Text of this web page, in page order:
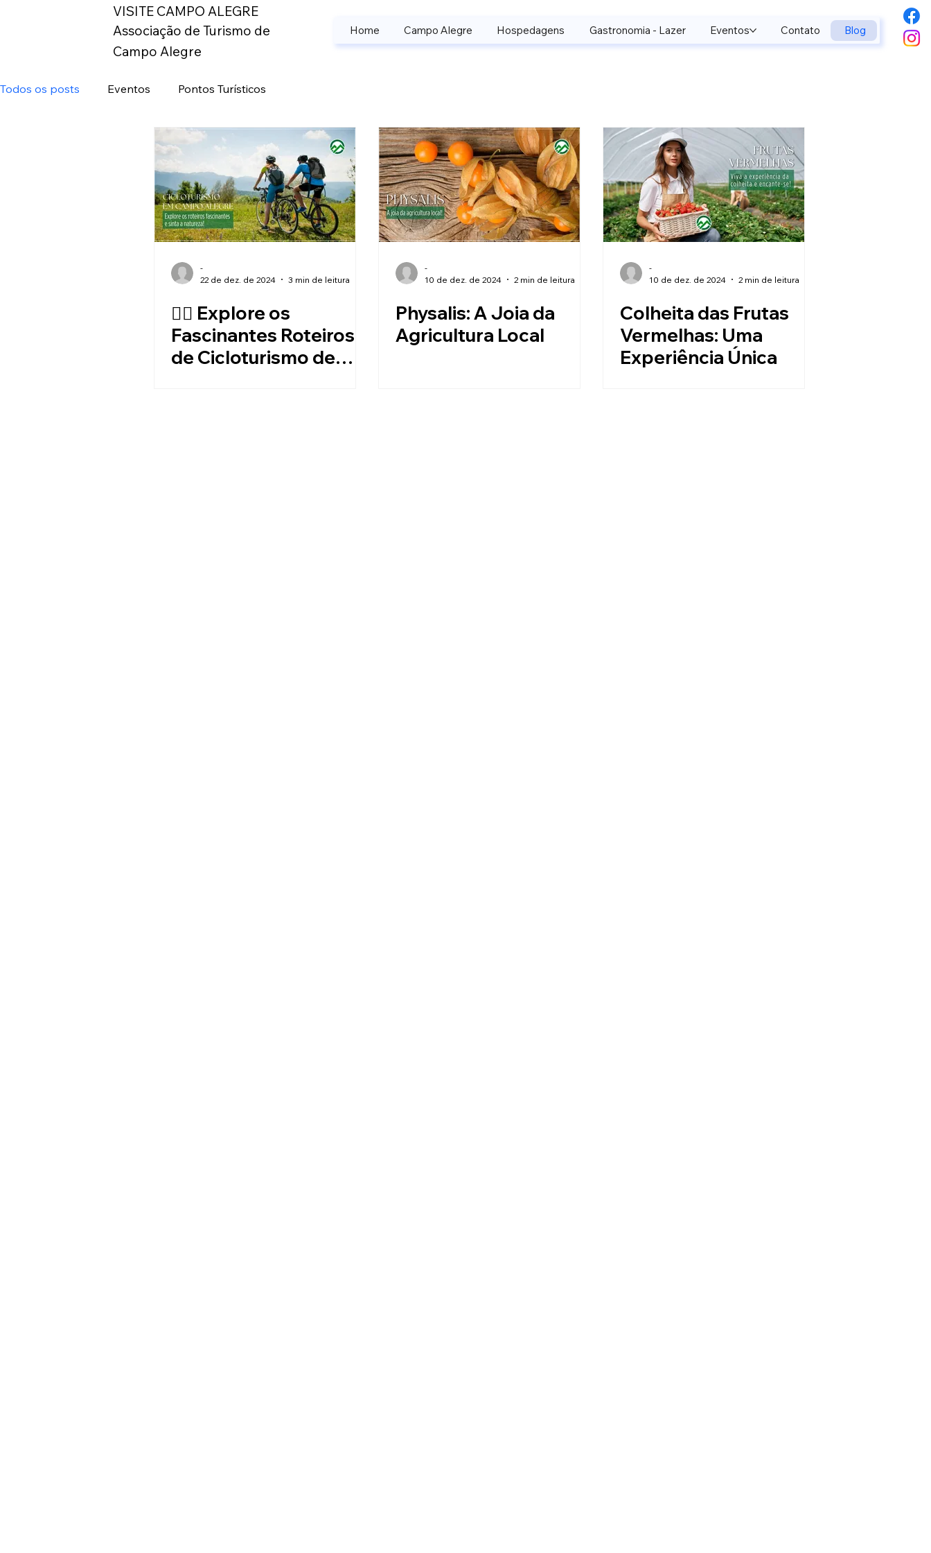
VISITE CAMPO ALEGRE
Associação de Turismo de
Campo Alegre
Home Campo Alegre Hospedagens Gastronomia - Lazer Eventos Contato Blog
Todos os posts Eventos Pontos Turísticos
-
22 de dez. de 2024
3 min de leitura
🚴‍♂️ Explore os
Fascinantes Roteiros
de Cicloturismo de
-
10 de dez. de 2024
2 min de leitura
Physalis: A Joia da
Agricultura Local
-
10 de dez. de 2024
2 min de leitura
Colheita das Frutas
Vermelhas: Uma
Experiência Única